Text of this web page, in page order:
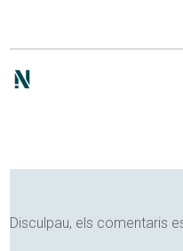
Disculpau, els comentaris